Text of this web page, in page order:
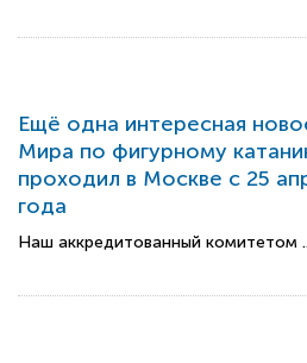
Ещё одна интересная
Мира по фигурному
проходил в Москве с 25
года
Наш аккредитованный комитетом